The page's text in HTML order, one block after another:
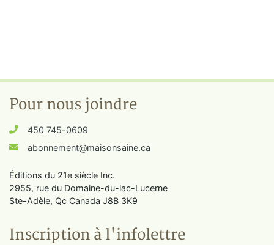
Pour nous joindre
450 745-0609
abonnement@maisonsaine.ca
Éditions du 21e siècle Inc.
2955, rue du Domaine-du-lac-Lucerne
Ste-Adèle, Qc Canada J8B 3K9
Inscription à l'infolettre